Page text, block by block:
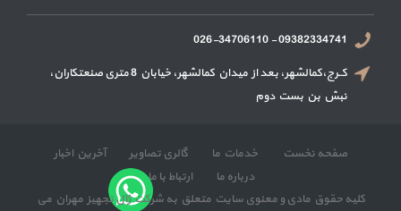
09382334741 - 026-34706110
کــرج،کمالشهر، بعد از میدان کمالشهر، خیابان 8 متری صنعتکاران،
نبش بن بست دوم
صفحه نخست خدمات ما گالری تصاویر
آخرین اخبار
درباره ما
ارتباط با ما
کلیه حقوق مادی و معنوی سایت متعلق به شرکت ژال تجهیز مهران می